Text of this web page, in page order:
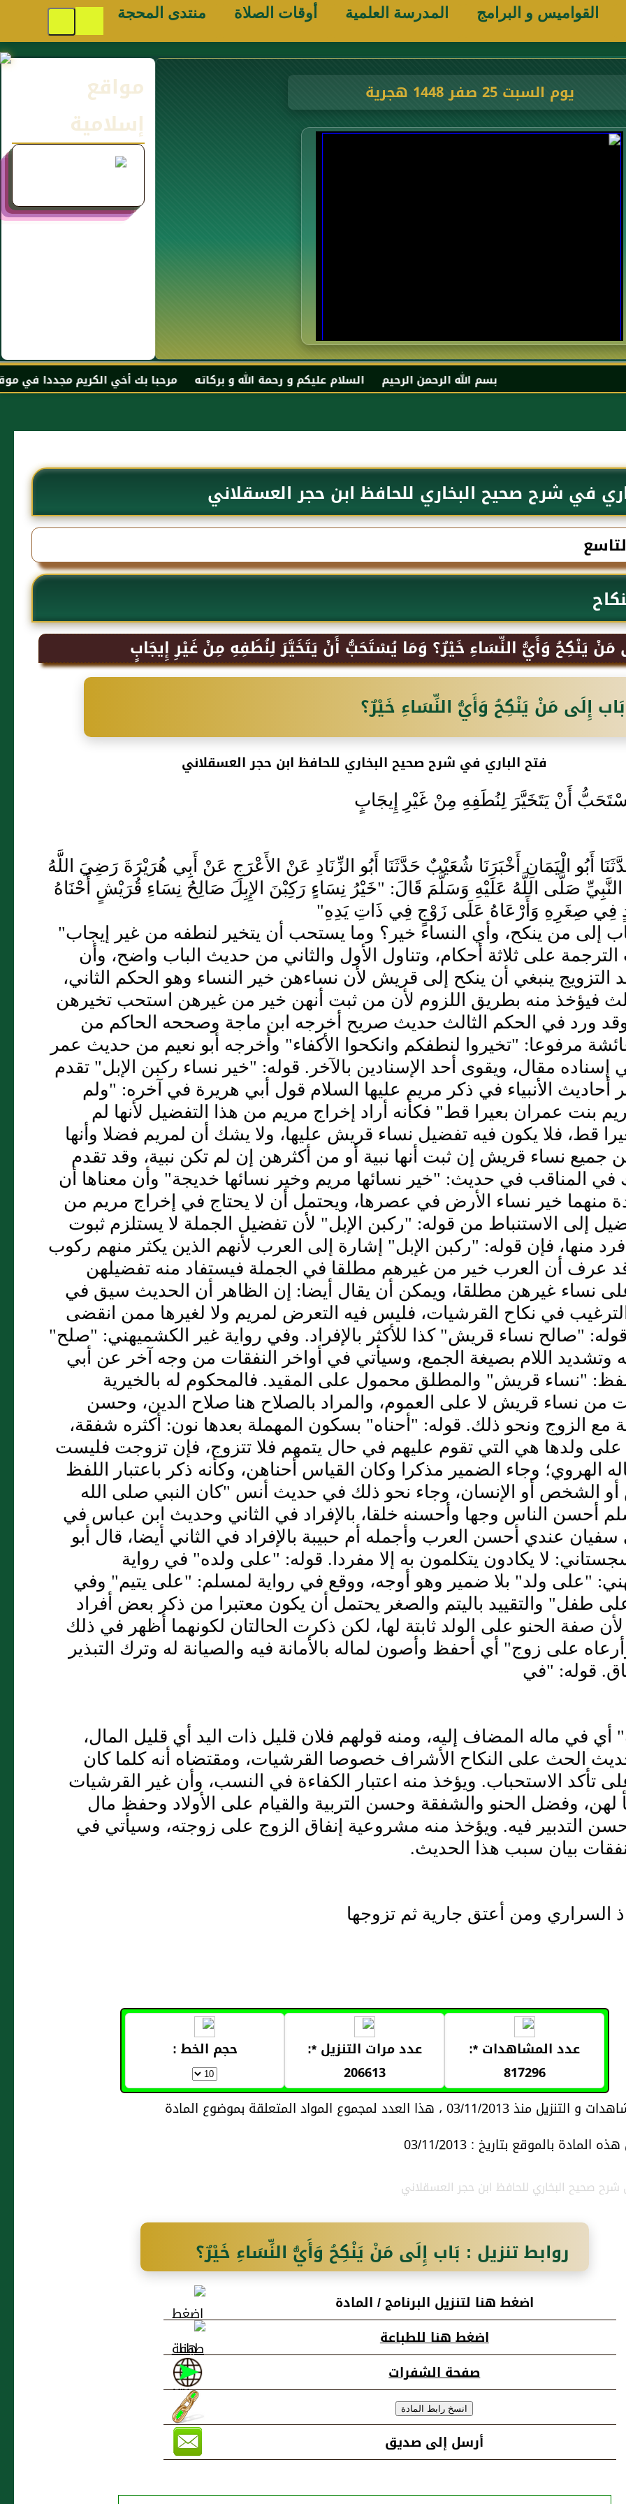
القواميس و البرامج المدرسة العلمية أوقات الصلاة منتدى المحجة
يوم السبت 25 صفر 1448 هجرية
مواقع
إسلامية
بسم الله الرحمن الرحيم السلام عليكم و رحمة الله و بركاته مرحبا بك أخي الكريم مجددا في موقعك المفضل
في شرح صحيح البخاري للحافظ ابن حجر العسقلاني
مَنْ يَنْكِحُ وَأَيُّ النِّسَاءِ خَيْرٌ؟ وَمَا يُسْتَحَبُّ أَنْ يَتَخَيَّرَ لِنُطَفِهِ مِنْ غَيْرِ إِيجَابٍ
بَاب إِلَى مَنْ يَنْكِحُ وَأَيُّ النِّسَاءِ خَيْرٌ؟
فتح الباري في شرح صحيح البخاري للحافظ ابن حجر العسقلاني
أَنْ يَتَخَيَّرَ لِنُطَفِهِ مِنْ غَيْرِ إِيجَابٍ
حَدَّثَنَا أَبُو الْيَمَانِ أَخْبَرَنَا شُعَيْبٌ حَدَّثَنَا أَبُو الزِّنَادِ عَنْ الأَعْرَجِ عَنْ أَبِي هُرَيْرَةَ رَضِيَ اللَّهُ
صَلَّى اللَّهُ عَلَيْهِ وَسَلَّمَ قَالَ: "خَيْرُ نِسَاءٍ رَكِبْنَ الإِبِلَ صَالِحُ نِسَاءِ قُرَيْشٍ أَحْنَاهُ
فِي صِغَرِهِ وَأَرْعَاهُ عَلَى زَوْجٍ فِي ذَاتِ يَدِهِ"
إلى من ينكح، وأي النساء خير؟ وما يستحب أن يتخير لنطفه من غير إيجاب"
على ثلاثة أحكام، وتناول الأول والثاني من حديث الباب واضح، وأن
التزويج ينبغي أن ينكح إلى قريش لأن نساءهن خير النساء وهو الحكم الثاني،
فيؤخذ منه بطريق اللزوم لأن من ثبت أنهن خير من غيرهن استحب تخيرهن
وقد ورد في الحكم الثالث حديث صريح أخرجه ابن ماجة وصححه الحاكم من
مرفوعا: "تخيروا لنطفكم وانكحوا الأكفاء" وأخرجه أبو نعيم من حديث عمر
إسناده مقال، ويقوى أحد الإسنادين بالآخر. قوله: "خير نساء ركبن الإبل" تقدم
أحاديث الأنبياء في ذكر مريم عليها السلام قول أبي هريرة في آخره: "ولم
بنت عمران بعيرا قط" فكأنه أراد إخراج مريم من هذا التفضيل لأنها لم
قط، فلا يكون فيه تفضيل نساء قريش عليها، ولا يشك أن لمريم فضلا وأنها
جميع نساء قريش إن ثبت أنها نبية أو من أكثرهن إن لم تكن نبية، وقد تقدم
في المناقب في حديث: "خير نسائها مريم وخير نسائها خديجة" وأن معناها أن
منهما خير نساء الأرض في عصرها، ويحتمل أن لا يحتاج في إخراج مريم من
إلى الاستنباط من قوله: "ركبن الإبل" لأن تفضيل الجملة لا يستلزم ثبوت
منها، فإن قوله: "ركبن الإبل" إشارة إلى العرب لأنهم الذين يكثر منهم ركوب
عرف أن العرب خير من غيرهم مطلقا في الجملة فيستفاد منه تفضيلهن
نساء غيرهن مطلقا، ويمكن أن يقال أيضا: إن الظاهر أن الحديث سيق في
في نكاح القرشيات، فليس فيه التعرض لمريم ولا لغيرها ممن انقضى
"صالح نساء قريش" كذا للأكثر بالإفراد. وفي رواية غير الكشميهني: "صلح"
وتشديد اللام بصيغة الجمع، وسيأتي في أواخر النفقات من وجه آخر عن أبي
"نساء قريش" والمطلق محمول على المقيد. فالمحكوم له بالخيرية
من نساء قريش لا على العموم، والمراد بالصلاح هنا صلاح الدين، وحسن
مع الزوج ونحو ذلك. قوله: "أحناه" بسكون المهملة بعدها نون: أكثره شفقة،
على ولدها هي التي تقوم عليهم في حال يتمهم فلا تتزوج، فإن تزوجت فليست
الهروي؛ وجاء الضمير مذكرا وكان القياس أحناهن، وكأنه ذكر باعتبار اللفظ
الشخص أو الإنسان، وجاء نحو ذلك في حديث أنس "كان النبي صلى الله
أحسن الناس وجها وأحسنه خلقا، بالإفراد في الثاني وحديث ابن عباس في
عندي أحسن العرب وأجمله أم حبيبة بالإفراد في الثاني أيضا، قال أبو
لا يكادون يتكلمون به إلا مفردا. قوله: "على ولده" في رواية
"على ولد" بلا ضمير وهو أوجه، ووقع في رواية لمسلم: "على يتيم" وفي
طفل" والتقييد باليتم والصغر يحتمل أن يكون معتبرا من ذكر بعض أفراد
لأن صفة الحنو على الولد ثابتة لها، لكن ذكرت الحالتان لكونهما أظهر في ذلك
على زوج" أي أحفظ وأصون لماله بالأمانة فيه والصيانة له وترك التبذير
قوله: "في
أي في ماله المضاف إليه، ومنه قولهم فلان قليل ذات اليد أي قليل المال،
الحث على النكاح الأشراف خصوصا القرشيات، ومقتضاه أنه كلما كان
تأكد الاستحباب. ويؤخذ منه اعتبار الكفاءة في النسب، وأن غير القرشيات
لهن، وفضل الحنو والشفقة وحسن التربية والقيام على الأولاد وحفظ مال
التدبير فيه. ويؤخذ منه مشروعية إنفاق الزوج على زوجته، وسيأتي في
بيان سبب هذا الحديث.
السراري ومن أعتق جارية ثم تزوجها
عدد المشاهدات *:
817296
عدد مرات التنزيل *:
206613
حجم الخط :
2013 ، هذا العدد لمجموع المواد المتعلقة بموضوع المادة
بالموقع بتاريخ : 03/11/2013
شرح صحيح البخاري للحافظ ابن حجر العسقلاني
روابط تنزيل : بَاب إِلَى مَنْ يَنْكِحُ وَأَيُّ النِّسَاءِ خَيْرٌ؟
اضغط هنا لتنزيل البرنامج / المادة
اضغط هنا للطباعة
صفحة الشفرات
أرسل إلى صديق